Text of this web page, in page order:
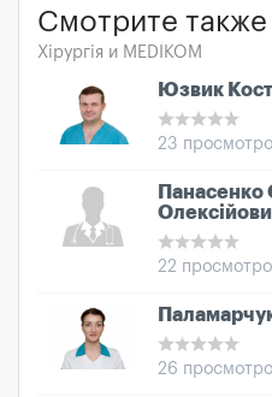
Смотрите также
Хірургія и MEDIKOM
Юзвик
23
Панасенко
22
26